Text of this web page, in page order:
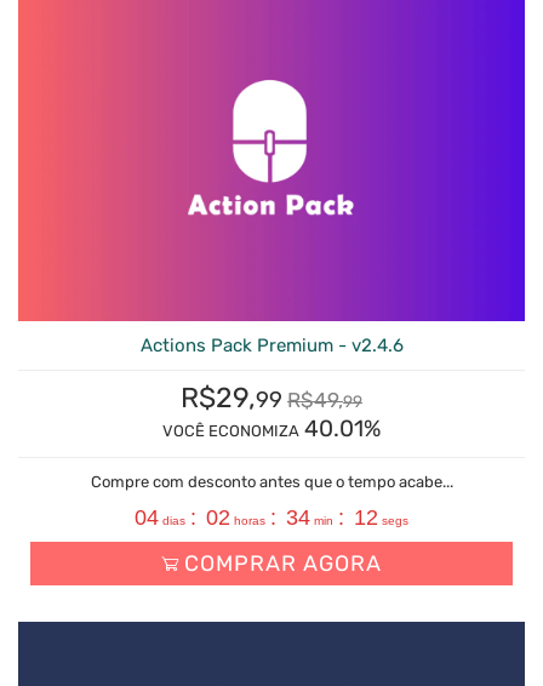
Actions Pack Premium - v2.4.6
R$29,99 R$49,99
VOCÊ ECONOMIZA 40.01%
Compre com desconto antes que o tempo acabe...
04 dias : 02 horas : 34 min : 11 segs
COMPRAR AGORA